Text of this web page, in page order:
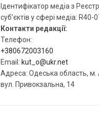
Ідентифікатор медіа з
суб’єктів у сфері медіа: R40-
Контакти редакції:
Телефон:
+380672003160
Email: kut_o@ukr.net
Адреса: Одеська область, м.
вул. Привокзальна, 14